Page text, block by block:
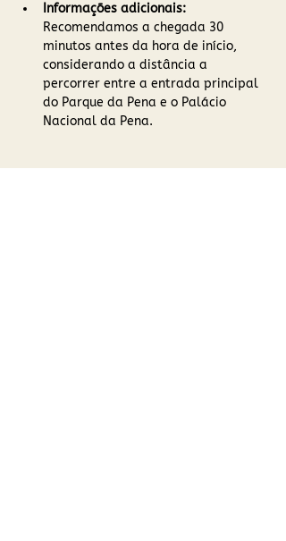
Informações adicionais:
Recomendamos a chegada 30
minutos antes da hora de início,
considerando a distância a
percorrer entre a entrada principal
do Parque da Pena e o Palácio
Nacional da Pena.